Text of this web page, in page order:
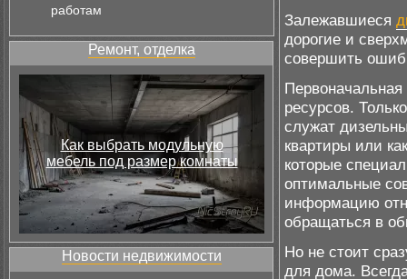
работам
Ремонт, отделка
Как выбрать модульную
мебель под размер комнаты
Новости недвижимости
Залежавшиеся
дорогие и
совершить
ресурсов.
служат
квартиры или
которые
оптимальные
информацию
обращаться в
Но не стоит
для дома.